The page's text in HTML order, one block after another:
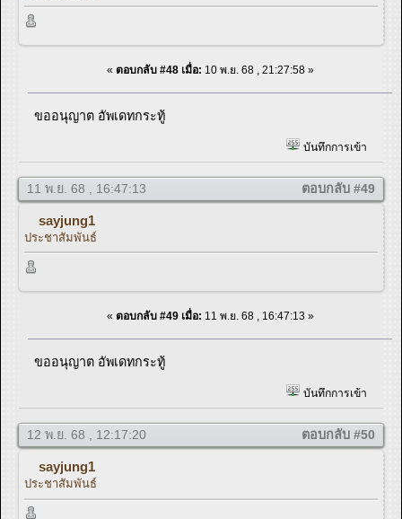
« ตอบกลับ #48 เมื่อ: 10 พ.ย. 68 , 21:27:58 »
ขออนุญาต อัพเดทกระทู้
บันทึกการเข้า
11 พ.ย. 68 , 16:47:13 ตอบกลับ #49
sayjung1
ประชาสัมพันธ์
« ตอบกลับ #49 เมื่อ: 11 พ.ย. 68 , 16:47:13 »
ขออนุญาต อัพเดทกระทู้
บันทึกการเข้า
12 พ.ย. 68 , 12:17:20 ตอบกลับ #50
sayjung1
ประชาสัมพันธ์